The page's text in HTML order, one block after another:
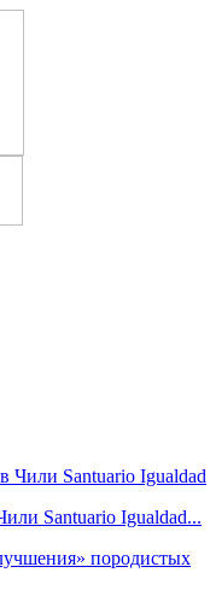
Santuario Igualdad...